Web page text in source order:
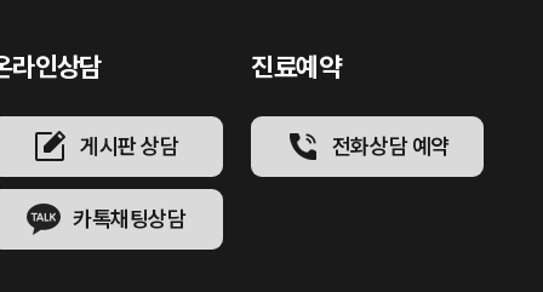
라인상담
게시판 상담
카톡채팅상담
진료예약
전화상담 예약